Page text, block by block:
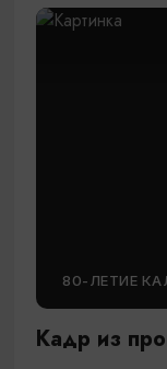
80-ЛЕТИЕ
Кадр из